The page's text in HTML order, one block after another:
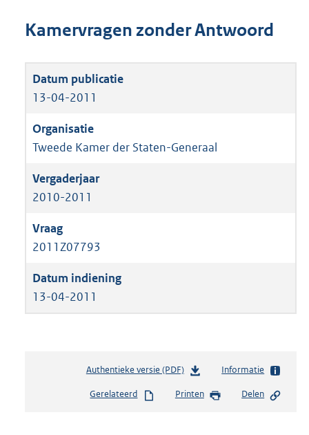
Kamervragen zonder Antwoord
13-04-2011
Tweede Kamer der Staten-Generaal
2010-2011
2011Z07793
13-04-2011
Authentieke versie (PDF)b
s
Informatie
Gerelateerd Printen Delen